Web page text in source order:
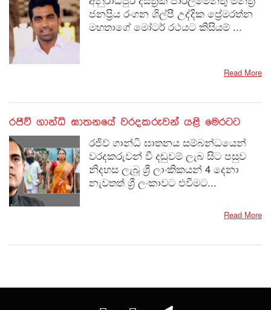
ජනප්‍රිය රංගන ශිල්පී උද්දික ප්‍රේමරත්න
මහතාගේ මෝටර් රථයට කිසියම් ...
Read More
රජිව් ගාන්ධි ඝාතනයේ වරදකරුවන් යළි මෙරටට
රජිව් ගාන්ධි ඝාතනය සම්බන්ධයෙන්
වරදකරුවන් වී දඬුවම් ලැබ සිට පසුව
නිදහස ලැබූ ශ්‍රී ලාංකිකයන් 4 දෙනා
නැවතත් ශ්‍රී ලංකාවට එවීමට...
Read More